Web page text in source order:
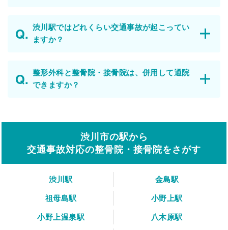
渋川駅ではどれくらい交通事故が起こってい
ますか？
整形外科と整骨院・接骨院は、併用して通院
できますか？
渋川市の駅から
交通事故対応の整骨院・接骨院をさがす
渋川駅
金島駅
祖母島駅
小野上駅
小野上温泉駅
八木原駅